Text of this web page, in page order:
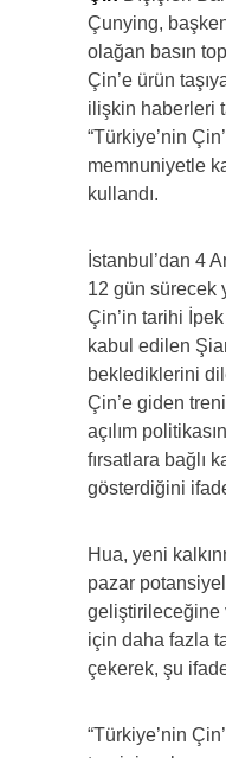
Çunying,
olağan basın
Çin’e ürün
ilişkin haberleri
“Türkiye’nin
memnuniyetle
kullandı.
İstanbul’dan 4
12 gün sürecek
Çin’in tarihi İpek
kabul edilen
beklediklerini
Çin’e giden
açılım
fırsatlara bağlı
gösterdiğini
Hua, yeni
pazar
geliştirileceğine
için daha fazla
çekerek, şu
“Türkiye’nin